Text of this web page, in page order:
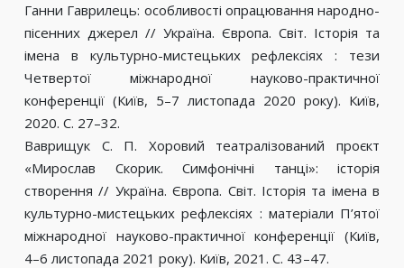
Ганни Гаврилець: особливості опрацювання народно-
пісенних джерел // Україна. Європа. Світ. Історія та
імена в культурно-мистецьких рефлексіях : тези
Четвертої міжнародної науково-практичної
конференції (Київ, 5–7 листопада 2020 року). Київ,
2020. С. 27–32.
Ваврищук С. П. Хоровий театралізований проєкт
«Мирослав Скорик. Симфонічні танці»: історія
створення // Україна. Європа. Світ. Історія та імена в
культурно-мистецьких рефлексіях : матеріали П’ятої
міжнародної науково-практичної конференції (Київ,
4–6 листопада 2021 року). Київ, 2021. С. 43–47.